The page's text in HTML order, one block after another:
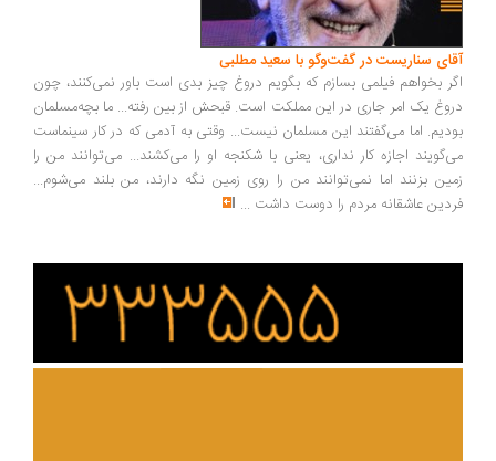
سناریست در گفت‌وگو با سعید مطلبی
بخواهم فیلمی بسازم که بگویم دروغ چیز بدی است باور نمی‌کنند، چون
یک امر جاری در این مملکت است. قبحش از بین رفته... ما بچه‌مسلمان
اما می‌گفتند این مسلمان نیست... وقتی به آدمی که در کار سینماست
اجازه کار نداری، یعنی با شکنجه او را می‌کشند... می‌توانند من را
بزنند اما نمی‌توانند من را روی زمین نگه دارند، من بلند می‌شوم...
عاشقانه مردم را دوست داشت ...